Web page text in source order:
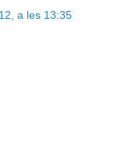
a les 13:35